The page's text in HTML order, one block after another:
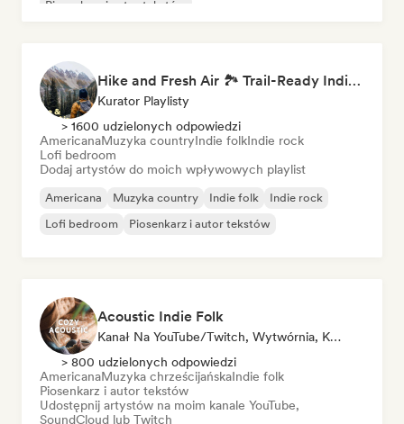
Piosenkarz i autor tekstów
Hike and Fresh Air 🏞️ Trail-Ready Indie Folk & Acoustic
Kurator Playlisty
> 1600 udzielonych odpowiedzi
AmericanaMuzyka countryIndie folkIndie rock
Lofi bedroom
Dodaj artystów do moich wpływowych playlist
Americana Muzyka country Indie folk
Indie rock
Lofi bedroom
Piosenkarz i autor tekstów
Acoustic Indie Folk
Kanał Na YouTube/Twitch, Wytwórnia, Kurator Playlisty
> 800 udzielonych odpowiedzi
AmericanaMuzyka chrześcijańskaIndie folk
Piosenkarz i autor tekstów
Udostępnij artystów na moim kanale YouTube,
SoundCloud lub Twitch